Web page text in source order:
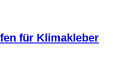
für Klimakleber